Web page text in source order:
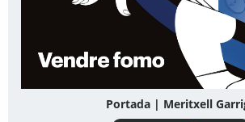
Portada | Meritxell